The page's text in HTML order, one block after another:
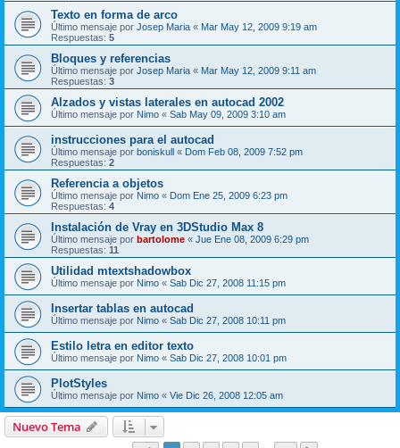
Texto en forma de arco
Último mensaje por Josep Maria « Mar May 12, 2009 9:19 am
Respuestas: 5
Bloques y referencias
Último mensaje por Josep Maria « Mar May 12, 2009 9:11 am
Respuestas: 3
Alzados y vistas laterales en autocad 2002
Último mensaje por Nimo « Sab May 09, 2009 3:10 am
instrucciones para el autocad
Último mensaje por boniskull « Dom Feb 08, 2009 7:52 pm
Respuestas: 2
Referencia a objetos
Último mensaje por Nimo « Dom Ene 25, 2009 6:23 pm
Respuestas: 4
Instalación de Vray en 3DStudio Max 8
Último mensaje por bartolome « Jue Ene 08, 2009 6:29 pm
Respuestas: 11
Utilidad mtextshadowbox
Último mensaje por Nimo « Sab Dic 27, 2008 11:15 pm
Insertar tablas en autocad
Último mensaje por Nimo « Sab Dic 27, 2008 10:11 pm
Estilo letra en editor texto
Último mensaje por Nimo « Sab Dic 27, 2008 10:01 pm
PlotStyles
Último mensaje por Nimo « Vie Dic 26, 2008 12:05 am
Nuevo Tema